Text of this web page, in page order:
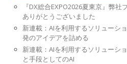
『DX総合EXPO2026夏東京』弊
ありがとうございました
新連載：AIを利用するソリューシ
発のアイデアを詰める
新連載：AIを利用するソリューシ
と手段としてのAI